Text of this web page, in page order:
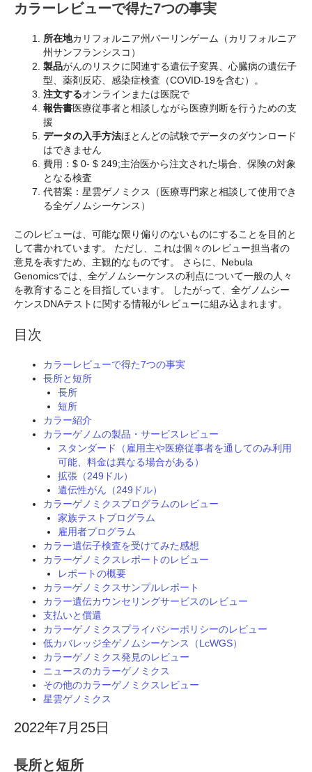
カラーレビューで得た7つの事実
所在地カリフォルニア州バーリンゲーム（カリフォルニア
州サンフランシスコ）
製品がんのリスクに関連する遺伝子変異、心臓病の遺伝子
型、薬剤反応、感染症検査（COVID-19を含む）。
注文するオンラインまたは医院で
報告書医療従事者と相談しながら医療判断を行うための支
援
データの入手方法ほとんどの試験でデータのダウンロード
はできません
費用：$ 0- $ 249;主治医から注文された場合、保険の対象
となる検査
代替案：星雲ゲノミクス（医療専門家と相談して使用でき
る全ゲノムシーケンス）
このレビューは、可能な限り偏りのないものにすることを目的と
して書かれています。 ただし、これは個々のレビュー担当者の
意見を表すため、主観的なものです。 さらに、Nebula
Genomicsでは、全ゲノムシーケンスの利点について一般の人々
を教育することを目指しています。 したがって、全ゲノムシー
ケンスDNAテストに関する情報がレビューに組み込まれます。
目次
カラーレビューで得た7つの事実
長所と短所
長所
短所
カラー紹介
カラーゲノムの製品・サービスレビュー
スタンダード（雇用主や医療従事者を通してのみ利用
可能、料金は異なる場合がある）
拡張（249ドル）
遺伝性がん（249ドル）
カラーゲノミクスプログラムのレビュー
家族テストプログラム
雇用者プログラム
カラー遺伝子検査を受けてみた感想
カラーゲノミクスレポートのレビュー
レポートの概要
カラーゲノミクスサンプルレポート
カラー遺伝カウンセリングサービスのレビュー
支払いと償還
カラーゲノミクスプライバシーポリシーのレビュー
低カバレッジ全ゲノムシーケンス（LcWGS）
カラーゲノミクス発見のレビュー
ニュースのカラーゲノミクス
その他のカラーゲノミクスレビュー
星雲ゲノミクス
2022年7月25日
長所と短所